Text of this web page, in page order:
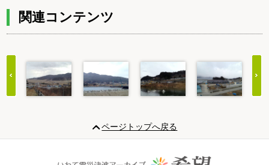
関連コンテンツ
20
ページトップへ戻る